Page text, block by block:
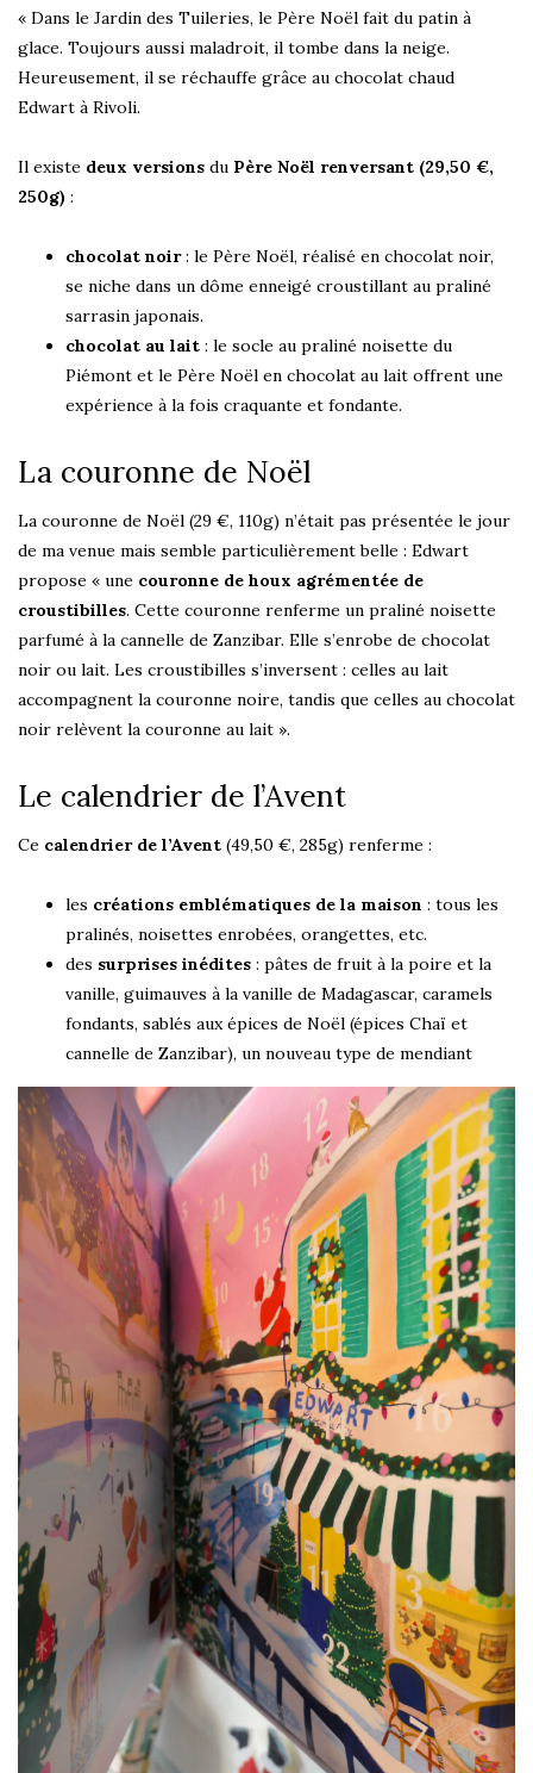
« Dans le Jardin des Tuileries, le Père Noël fait du patin à
glace. Toujours aussi maladroit, il tombe dans la neige.
Heureusement, il se réchauffe grâce au chocolat chaud
Edwart à Rivoli.
Il existe deux versions du Père Noël renversant (29,50 €,
250g) :
chocolat noir: le Père Noël, réalisé en chocolat noir,
se niche dans un dôme enneigé croustillant au praliné
sarrasin japonais.
chocolat au lait : le socle au praliné noisette du
Piémont et le Père Noël en chocolat au lait offrent une
expérience à la fois craquante et fondante.
La couronne de Noël
La couronne de Noël (29 €, 110g) n’était pas présentée le jour
de ma venue mais semble particulièrement belle : Edwart
propose « une couronne de houx agrémentée de
croustibilles. Cette couronne renferme un praliné noisette
parfumé à la cannelle de Zanzibar. Elle s’enrobe de chocolat
noir ou lait. Les croustibilles s’inversent : celles au lait
accompagnent la couronne noire, tandis que celles au chocolat
noir relèvent la couronne au lait ».
Le calendrier de l’Avent
Ce calendrier de l’Avent (49,50 €, 285g) renferme :
les créations emblématiques de la maison : tous les
pralinés, noisettes enrobées, orangettes, etc.
des surprises inédites : pâtes de fruit à la poire et la
vanille, guimauves à la vanille de Madagascar, caramels
fondants, sablés aux épices de Noël (épices Chaï et
cannelle de Zanzibar), un nouveau type de mendiant